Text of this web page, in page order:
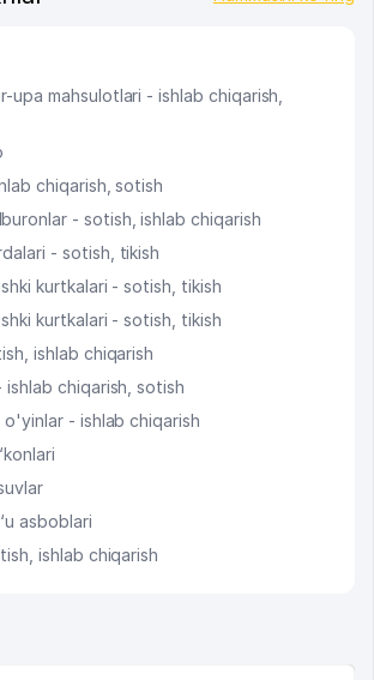
upa mahsulotlari - ishlab chiqarish,
chiqarish, sotish
- sotish, ishlab chiqarish
- sotish, tikish
kurtkalari - sotish, tikish
kurtkalari - sotish, tikish
ishlab chiqarish
ishlab chiqarish, sotish
- ishlab chiqarish
asboblari
ishlab chiqarish